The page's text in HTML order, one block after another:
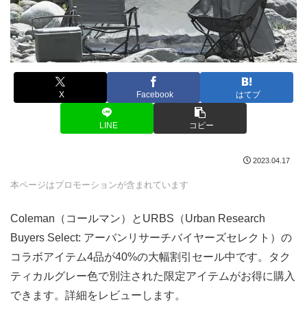
X Facebook はてブ
LINE コピー
2023.04.17
本ページはプロモーションが含まれています
Coleman（コールマン）とURBS（Urban Research
Buyers Select: アーバンリサーチバイヤーズセレクト）の
コラボアイテム4品が40%の大幅割引セール中です。タク
ティカルグレー色で別注された限定アイテムがお得に購入
できます。詳細をレビューします。